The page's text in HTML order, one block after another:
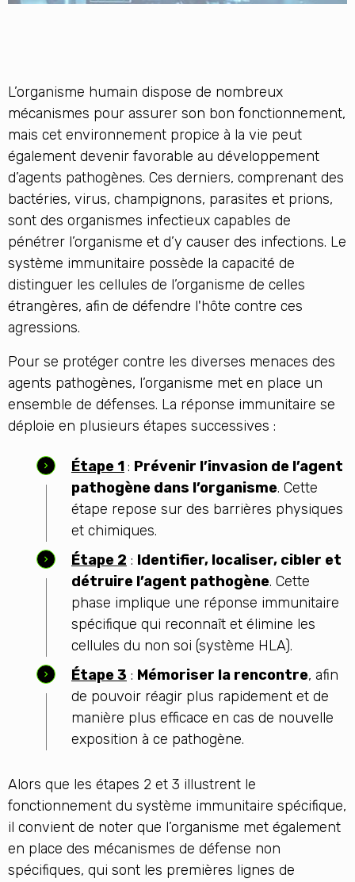
L’organisme humain dispose de nombreux
mécanismes pour assurer son bon fonctionnement,
mais cet environnement propice à la vie peut
également devenir favorable au développement
d’agents pathogènes. Ces derniers, comprenant des
bactéries, virus, champignons, parasites et prions,
sont des organismes infectieux capables de
pénétrer l’organisme et d’y causer des infections. Le
système immunitaire possède la capacité de
distinguer les cellules de l’organisme de celles
étrangères, afin de défendre l'hôte contre ces
agressions.
Pour se protéger contre les diverses menaces des
agents pathogènes, l’organisme met en place un
ensemble de défenses. La réponse immunitaire se
déploie en plusieurs étapes successives :
Étape 1: Prévenir l’invasion de l’agent
pathogène dans l’organisme. Cette
étape repose sur des barrières physiques
et chimiques.
Étape 2 : Identifier, localiser, cibler et
détruire l’agent pathogène. Cette
phase implique une réponse immunitaire
spécifique qui reconnaît et élimine les
cellules du non soi (système HLA).
Étape 3 : Mémoriser la rencontre, afin
de pouvoir réagir plus rapidement et de
manière plus efficace en cas de nouvelle
exposition à ce pathogène.
Alors que les étapes 2 et 3 illustrent le
fonctionnement du système immunitaire spécifique,
il convient de noter que l’organisme met également
en place des mécanismes de défense non
spécifiques, qui sont les premières lignes de